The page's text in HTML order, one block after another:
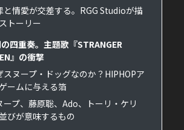
と情愛が交差する。RGG Studioが描
トーリー
四重奏。主題歌『STRANGER
』の衝撃
スヌープ・ドッグなのか？HIPHOPア
ームに与える箔
ープ、藤原聡、Ado、トーリ・ケリ
びが意味するもの